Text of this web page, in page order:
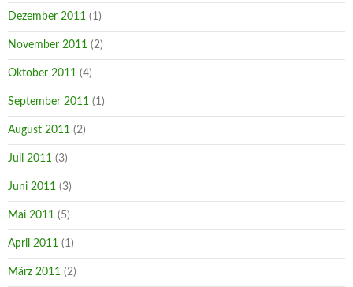
Dezember 2011 (1)
November 2011 (2)
Oktober 2011 (4)
September 2011 (1)
August 2011 (2)
Juli 2011 (3)
Juni 2011 (3)
Mai 2011 (5)
April 2011 (1)
März 2011 (2)